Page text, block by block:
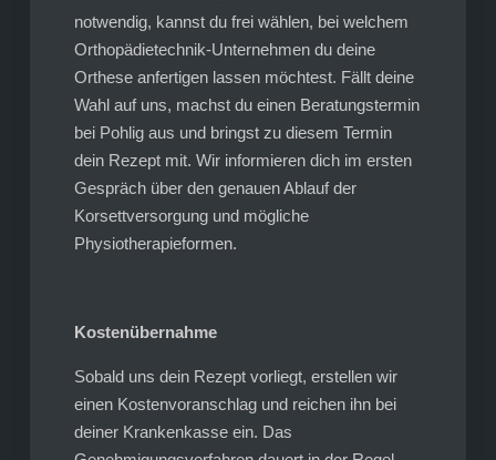
notwendig, kannst du frei wählen, bei welchem
Orthopädietechnik-Unternehmen du deine
Orthese anfertigen lassen möchtest. Fällt deine
Wahl auf uns, machst du einen Beratungstermin
bei Pohlig aus und bringst zu diesem Termin
dein Rezept mit. Wir informieren dich im ersten
Gespräch über den genauen Ablauf der
Korsettversorgung und mögliche
Physiotherapieformen.
Kostenübernahme
Sobald uns dein Rezept vorliegt, erstellen wir
einen Kostenvoranschlag und reichen ihn bei
deiner Krankenkasse ein. Das